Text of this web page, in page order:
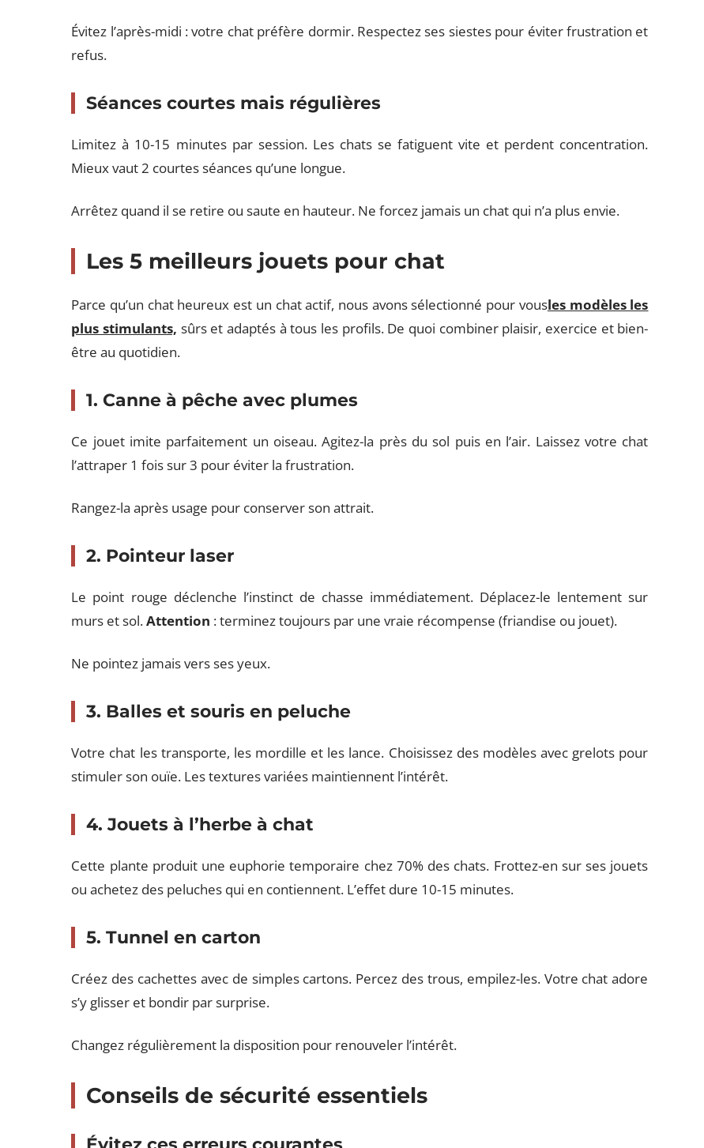
Évitez l’après-midi : votre chat préfère dormir. Respectez ses siestes pour éviter frustration et
refus.
Séances courtes mais régulières
Limitez à 10-15 minutes par session. Les chats se fatiguent vite et perdent concentration.
Mieux vaut 2 courtes séances qu’une longue.
Arrêtez quand il se retire ou saute en hauteur. Ne forcez jamais un chat qui n’a plus envie.
Les 5 meilleurs jouets pour chat
Parce qu’un chat heureux est un chat actif, nous avons sélectionné pour vousles modèles les
plus stimulants, sûrs et adaptés à tous les profils. De quoi combiner plaisir, exercice et bien-
être au quotidien.
1. Canne à pêche avec plumes
Ce jouet imite parfaitement un oiseau. Agitez-la près du sol puis en l’air. Laissez votre chat
l’attraper 1 fois sur 3 pour éviter la frustration.
Rangez-la après usage pour conserver son attrait.
2. Pointeur laser
Le point rouge déclenche l’instinct de chasse immédiatement. Déplacez-le lentement sur
murs et sol.Attention : terminez toujours par une vraie récompense (friandise ou jouet).
Ne pointez jamais vers ses yeux.
3. Balles et souris en peluche
Votre chat les transporte, les mordille et les lance. Choisissez des modèles avec grelots pour
stimuler son ouïe. Les textures variées maintiennent l’intérêt.
4. Jouets à l’herbe à chat
Cette plante produit une euphorie temporaire chez 70% des chats. Frottez-en sur ses jouets
ou achetez des peluches qui en contiennent. L’effet dure 10-15 minutes.
5. Tunnel en carton
Créez des cachettes avec de simples cartons. Percez des trous, empilez-les. Votre chat adore
s’y glisser et bondir par surprise.
Changez régulièrement la disposition pour renouveler l’intérêt.
Conseils de sécurité essentiels